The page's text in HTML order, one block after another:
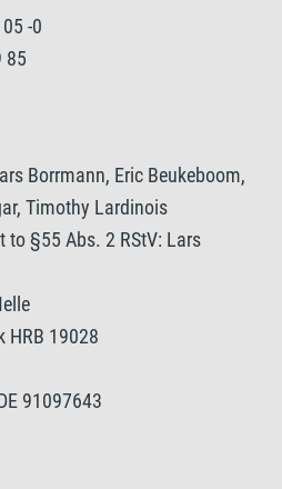
-0
85
Borrmann, Eric Beukeboom,
Timothy Lardinois
to §55 Abs. 2 RStV: Lars
HRB 19028
91097643